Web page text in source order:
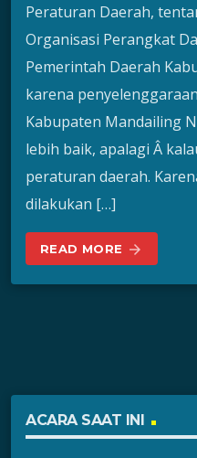
Peraturan Daerah,
Organisasi Perangkat
Pemerintah Daerah
karena
Kabupaten Mandailing
lebih baik, apalagi Â
peraturan daerah.
dilakukan […]
READ MORE arrow_forward
ACARA SAAT INI